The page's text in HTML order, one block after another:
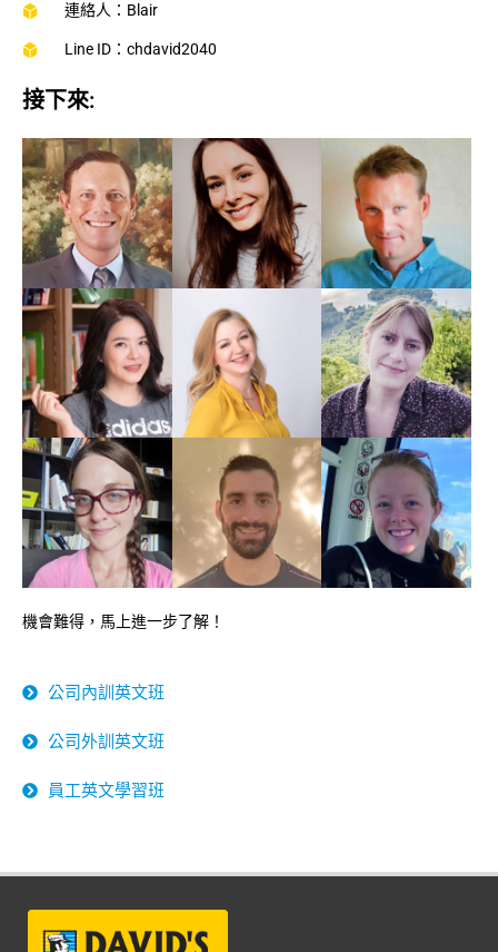
連絡人：Blair
Line ID：chdavid2040
接下來:
機會難得，馬上進一步了解！
公司內訓英文班
公司外訓英文班
員工英文學習班